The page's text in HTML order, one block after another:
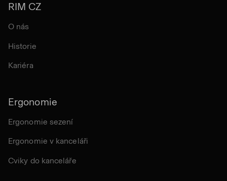
RIM CZ
O nás
Historie
Kariéra
Ergonomie
Ergonomie sezení
Ergonomie v kanceláři
Cviky do kanceláře